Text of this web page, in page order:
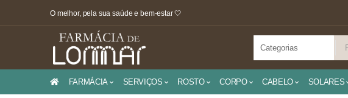
O melhor, pela sua saúde e bem-estar 🤍
FARMÁCIA SERVIÇOS ROSTO CORPO CABELO SOLARES